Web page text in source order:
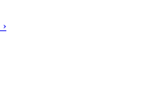
›